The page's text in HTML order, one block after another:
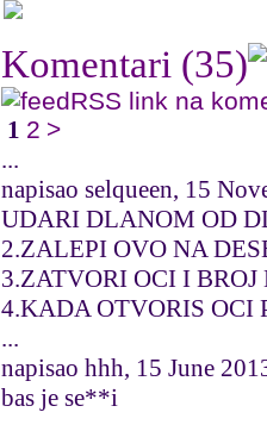
Komentari (35)
RSS link na
1 2 >
...
napisao selqueen, 15
UDARI DLANOM OD
2.ZALEPI OVO NA
3.ZATVORI OCI I BROJ
4.KADA OTVORIS OCI
...
napisao hhh, 15 June
bas je se**i